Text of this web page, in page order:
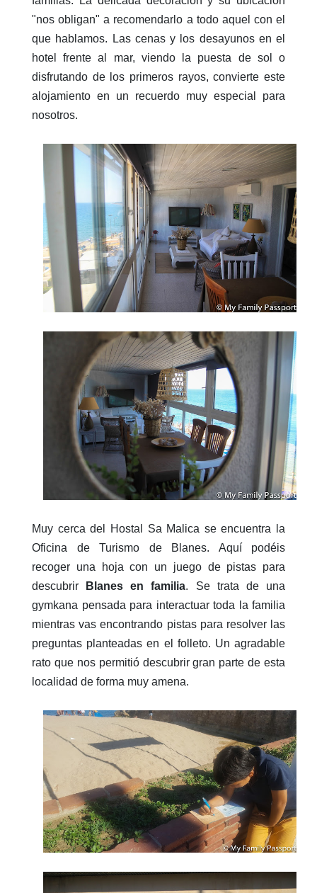
"nos obligan" a recomendarlo a todo aquel con el
que hablamos. Las cenas y los desayunos en el
hotel frente al mar, viendo la puesta de sol o
disfrutando de los primeros rayos, convierte este
alojamiento en un recuerdo muy especial para
nosotros.
Muy cerca del Hostal Sa Malica se encuentra la
Oficina de Turismo de Blanes. Aquí podéis
recoger una hoja con un juego de pistas para
descubrir Blanes en familia. Se trata de una
gymkana pensada para interactuar toda la familia
mientras vas encontrando pistas para resolver las
preguntas planteadas en el folleto. Un agradable
rato que nos permitió descubrir gran parte de esta
localidad de forma muy amena.